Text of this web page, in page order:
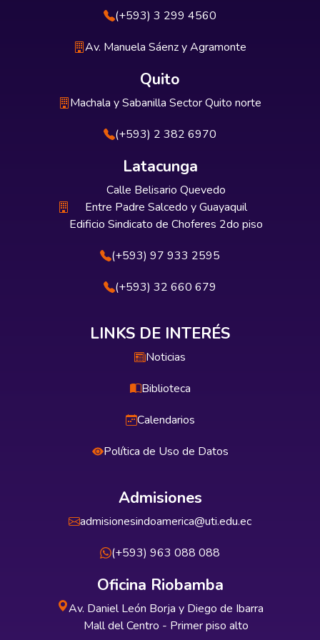
(+593) 3 299 4560
Av. Manuela Sáenz y Agramonte
Quito
Machala y Sabanilla Sector Quito norte
(+593) 2 382 6970
Latacunga
Calle Belisario Quevedo
Entre Padre Salcedo y Guayaquil
Edificio Sindicato de Choferes 2do piso
(+593) 97 933 2595
(+593) 32 660 679
LINKS DE INTERÉS
Noticias
Biblioteca
Calendarios
Política de Uso de Datos
Admisiones
admisionesindoamerica@uti.edu.ec
(+593) 963 088 088
Oficina Riobamba
Av. Daniel León Borja y Diego de Ibarra
Mall del Centro - Primer piso alto